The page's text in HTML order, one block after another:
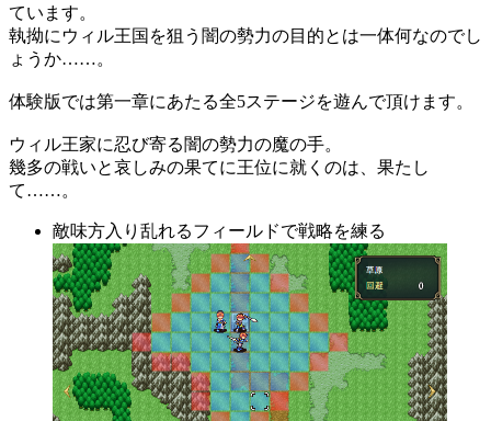
ています。
執拗にウィル王国を狙う闇の勢力の目的とは一体何なのでし
ょうか……。
体験版では第一章にあたる全5ステージを遊んで頂けます。
ウィル王家に忍び寄る闇の勢力の魔の手。
幾多の戦いと哀しみの果てに王位に就くのは、果たし
て……。
敵味方入り乱れるフィールドで戦略を練る